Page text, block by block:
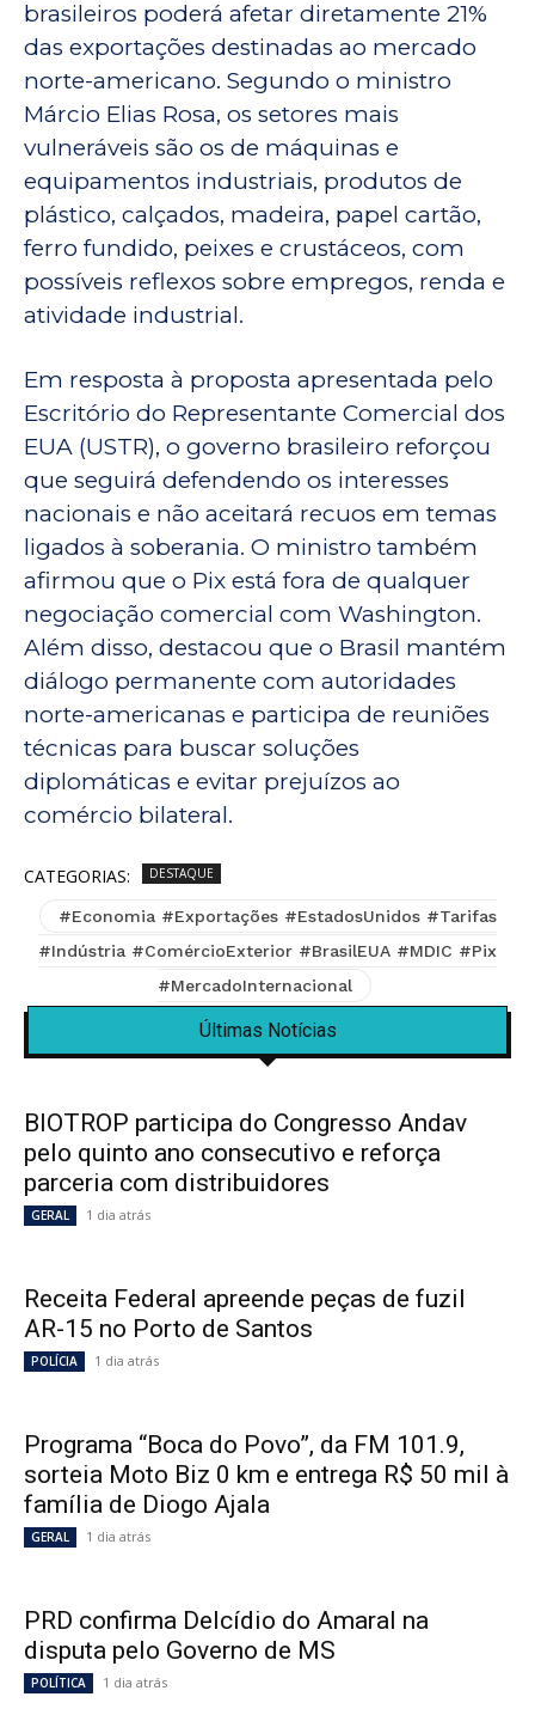
brasileiros poderá afetar diretamente 21%
das exportações destinadas ao mercado
norte-americano. Segundo o ministro
Márcio Elias Rosa, os setores mais
vulneráveis são os de máquinas e
equipamentos industriais, produtos de
plástico, calçados, madeira, papel cartão,
ferro fundido, peixes e crustáceos, com
possíveis reflexos sobre empregos, renda e
atividade industrial.
Em resposta à proposta apresentada pelo
Escritório do Representante Comercial dos
EUA (USTR), o governo brasileiro reforçou
que seguirá defendendo os interesses
nacionais e não aceitará recuos em temas
ligados à soberania. O ministro também
afirmou que o Pix está fora de qualquer
negociação comercial com Washington.
Além disso, destacou que o Brasil mantém
diálogo permanente com autoridades
norte-americanas e participa de reuniões
técnicas para buscar soluções
diplomáticas e evitar prejuízos ao
comércio bilateral.
CATEGORIAS: DESTAQUE
#Economia #Exportações #EstadosUnidos #Tarifas
#Indústria #ComércioExterior #BrasilEUA #MDIC #Pix
#MercadoInternacional
Últimas Notícias
BIOTROP participa do Congresso Andav
pelo quinto ano consecutivo e reforça
parceria com distribuidores
GERAL 1 dia atrás
Receita Federal apreende peças de fuzil
AR-15 no Porto de Santos
POLÍCIA 1 dia atrás
Programa “Boca do Povo”, da FM 101.9,
sorteia Moto Biz 0 km e entrega R$ 50 mil à
família de Diogo Ajala
GERAL 1 dia atrás
PRD confirma Delcídio do Amaral na
disputa pelo Governo de MS
POLÍTICA 1 dia atrás